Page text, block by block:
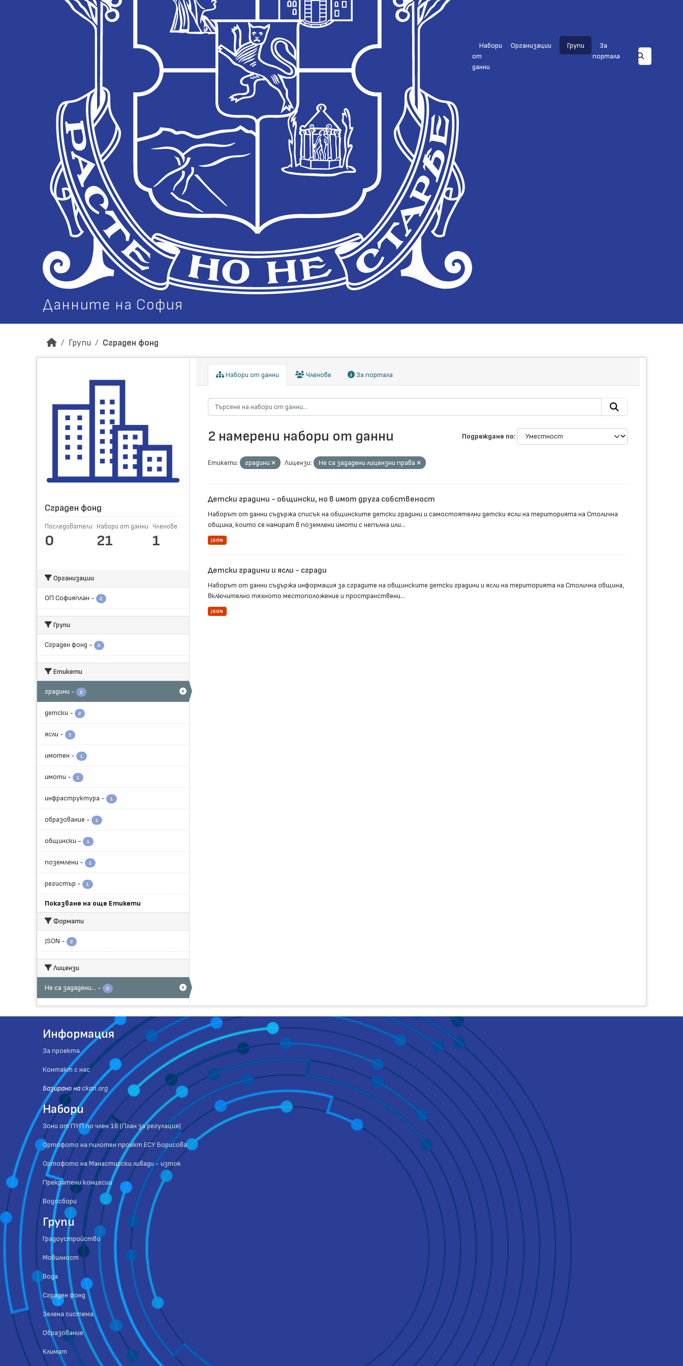
Данните на София
Набори
от
данни
Организации Групи
За
портала
Групи Сграден фонд
Сграден фонд
Последователи
0
Набори от данни
21
Членове
1
Организации
ОП Софияплан - 2
Групи
Сграден фонд - 2
Етикети
градини - 2
детски - 2
ясли - 2
имотен - 1
имоти - 1
инфраструктура - 1
образование - 1
общински - 1
поземлени - 1
регистър - 1
Показване на още Етикети
Формати
JSON - 2
Лицензи
Не са зададени... - 2
Набори от данни Членове За портала
Подреждане по
2 намерени набори от данни
Етикети: градини Лицензи: Не са зададени лицензни права
Детски градини - общински, но в имот друга собственост
Наборът от данни съдържа списък на общинските детски градини и самостоятелни детски ясли на територията на Столична
община, които се намират в поземлени имоти с непълна или...
JSON
Детски градини и ясли - сгради
Наборът от данни съдържа информация за сградите на общинските детски градини и ясли на територията на Столична община,
включително тяхното местоположение и пространствени...
JSON
Информация
За проекта
Контакт с нас
Базиранo на ckan.org
Набори
Зони от ПУП по член 16 (План за регулация)
Ортофото на пилотен проект ЕСУ Борисова
Ортофото на Манастирски ливади - изток
Прекратени концесии
Водосбори
Групи
Градоустройство
Мобилност
Вода
Сграден фонд
Зелена система
Образование
Климат